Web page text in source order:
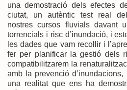
una demostració dels efectes
ciutat, un autèntic test real
nostres cursos fluvials davant
torrencials i risc d’inundació, i
les dades que vam recollir i
fer per planificar la gestió dels
compatibilitzarem la
amb la prevenció
una realitat que ens ha